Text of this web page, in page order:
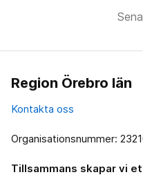
Region Örebro län
Kontakta oss
Organisationsnummer:
Tillsammans skapar vi